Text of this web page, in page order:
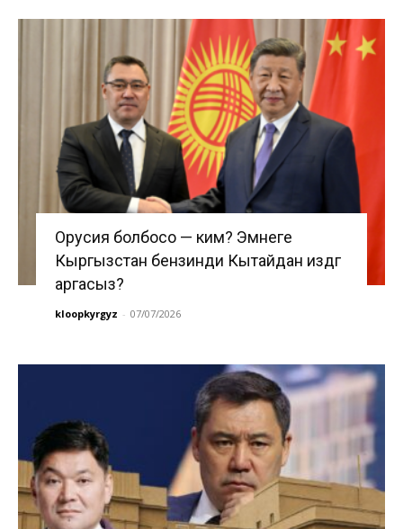
Орусия болбосо — ким? Эмнеге
Кыргызстан бензинди Кытайдан издөөгө
аргасыз?
kloopkyrgyz - 07/07/2026